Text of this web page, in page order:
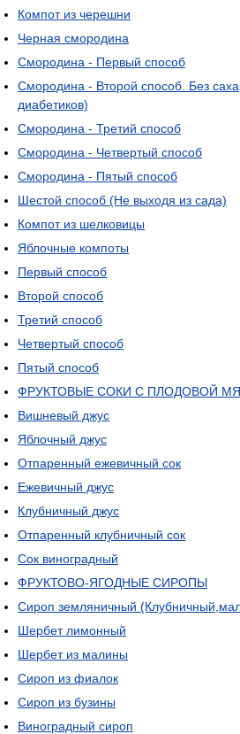
Компот из черешни
Черная смородина
Смородина - Первый способ
Смородина - Второй способ. Без
диабетиков)
Смородина - Третий способ
Смородина - Четвертый способ
Смородина - Пятый способ
Шестой способ (Не выходя из сада)
Компот из шелковицы
Яблочные компоты
Первый способ
Второй способ
Третий способ
Четвертый способ
Пятый способ
ФРУКТОВЫЕ СОКИ С ПЛОДОВОЙ
Вишневый джус
Яблочный джус
Отпаренный ежевичный сок
Ежевичный джус
Клубничный джус
Отпаренный клубничный сок
Сок виноградный
ФРУКТОВО-ЯГОДНЫЕ СИРОПЫ
Сироп земляничный
Шербет лимонный
Шербет из малины
Сироп из фиалок
Сироп из бузины
Виноградный сироп